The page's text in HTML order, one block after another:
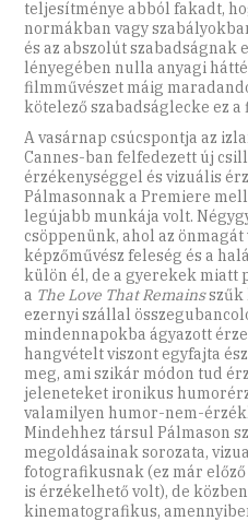
teljesítménye abból fakadt,
normákban vagy
és az abszolút szabadságnak
lényegében nulla anyagi
filmművészet máig
kötelező szabadságlecke ez a
A vasárnap csúcspontja az
Cannes-ban felfedezett új
érzékenységgel és vizuális
Pálmasonnak a Premiere
legújabb munkája volt.
csöppenünk, ahol az
képzőművész feleség és a
külön él, de a gyerekek miatt
a The Love That Remainsszűk
ezernyi szállal
mindennapokba ágyazott
hangvételt viszont egyfajta
meg, ami szikár módon tud
jeleneteket ironikus
valamilyen humor-nem-
Mindehhez társul Pálmason
megoldásainak sorozata,
fotografikusnak (ez már
is érzékelhető volt), de
kinematografikus,